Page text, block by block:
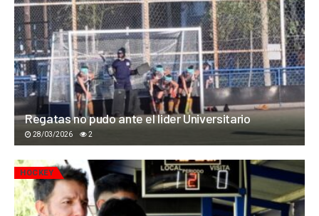
Regatas no pudo ante el lider Universitario
28/03/2026 2
HOCKEY